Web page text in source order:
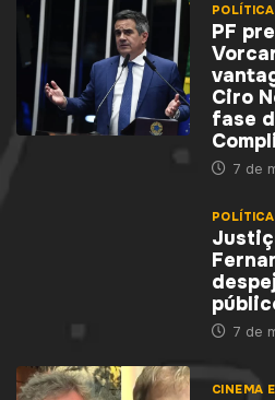
POLÍTICA
PF
Ciro
fase
7 de
POLÍTICA
7 de
CINEMA